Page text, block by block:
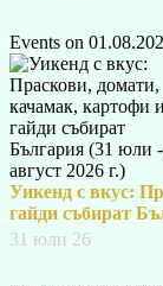
Events on
Уикенд с вкус:
гайди събират
31 юли 26